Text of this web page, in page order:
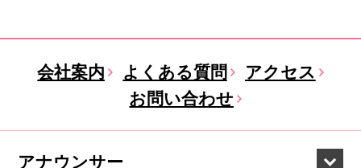
会社案内 よくある質問
アクセス
お問い合わせ
アナウンサー